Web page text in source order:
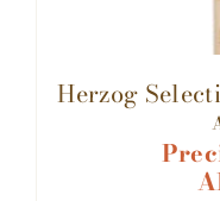
Herzog